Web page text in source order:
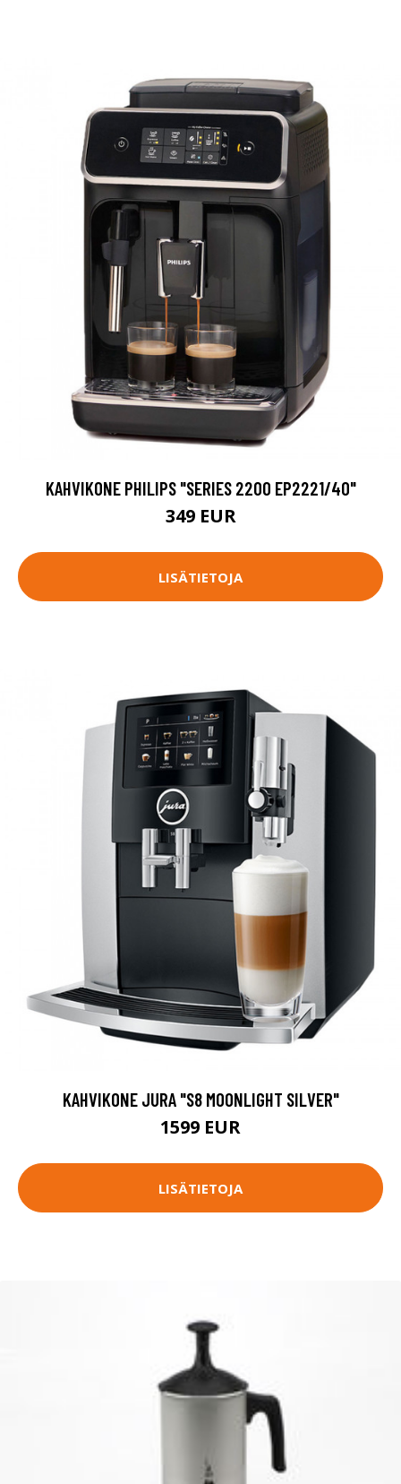
KAHVIKONE PHILIPS "SERIES 2200 EP2221/40"
349 EUR
LISÄTIETOJA
KAHVIKONE JURA "S8 MOONLIGHT SILVER"
1599 EUR
LISÄTIETOJA